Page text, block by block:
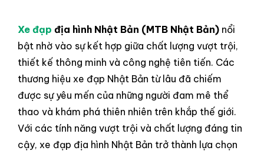
Xe đạp địa hình Nhật Bản (MTB Nhật Bản) nổi
bật nhờ vào sự kết hợp giữa chất lượng vượt trội,
thiết kế thông minh và công nghệ tiên tiến. Các
thương hiệu xe đạp Nhật Bản từ lâu đã chiếm
được sự yêu mến của những người đam mê thể
thao và khám phá thiên nhiên trên khắp thế giới.
Với các tính năng vượt trội và chất lượng đáng tin
cậy, xe đạp địa hình Nhật Bản trở thành lựa chọn